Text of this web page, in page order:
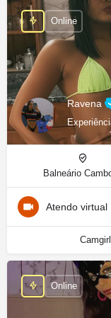
Ravena
Online
Balneário
Atendo virtual
Online